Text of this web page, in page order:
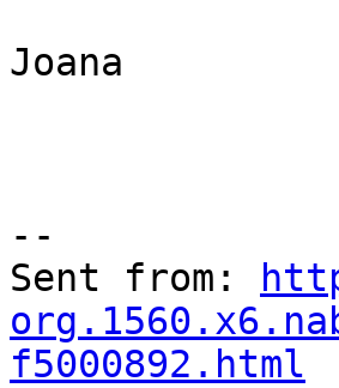
Joana
--
Sent from:
f5000892.html